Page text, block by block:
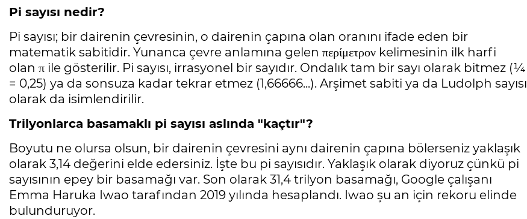
Pi sayısı nedir?
Pi sayısı; bir dairenin çevresinin, o dairenin çapına olan oranını ifade eden bir
matematik sabitidir. Yunanca çevre anlamına gelen περίμετρον kelimesinin ilk harfi
olan π ile gösterilir. Pi sayısı, irrasyonel bir sayıdır. Ondalık tam bir sayı olarak bitmez (¼
= 0,25) ya da sonsuza kadar tekrar etmez (1,66666...). Arşimet sabiti ya da Ludolph sayısı
olarak da isimlendirilir.
Trilyonlarca basamaklı pi sayısı aslında "kaçtır"?
Boyutu ne olursa olsun, bir dairenin çevresini aynı dairenin çapına bölerseniz yaklaşık
olarak 3,14 değerini elde edersiniz. İşte bu pi sayısıdır. Yaklaşık olarak diyoruz çünkü pi
sayısının epey bir basamağı var. Son olarak 31,4 trilyon basamağı, Google çalışanı
Emma Haruka Iwao tarafından 2019 yılında hesaplandı. Iwao şu an için rekoru elinde
bulunduruyor.